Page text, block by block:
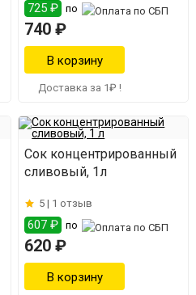
725 ₽ по
740 ₽
Доставка за 1₽ !
Сок концентрированный
сливовый, 1л
5 | 1 отзыв
607 ₽ по
620 ₽